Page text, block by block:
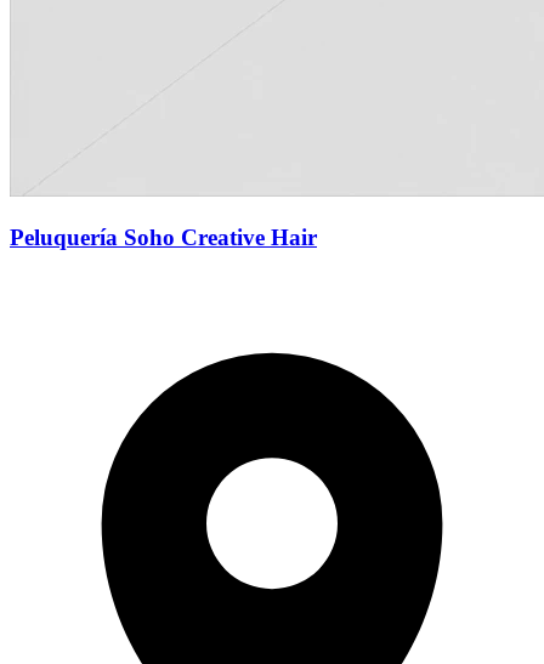
Peluquería Soho Creative Hair